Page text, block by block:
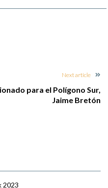
Next article
para el Polígono Sur,
Jaime Bretón
2023